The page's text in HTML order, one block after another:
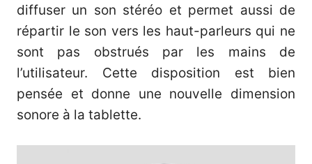
diffuser un son stéréo et permet aussi de
répartir le son vers les haut-parleurs qui ne
sont pas obstrués par les mains de
l’utilisateur. Cette disposition est bien
pensée et donne une nouvelle dimension
sonore à la tablette.